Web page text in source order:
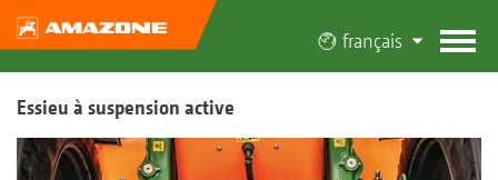
français
Essieu à suspension active